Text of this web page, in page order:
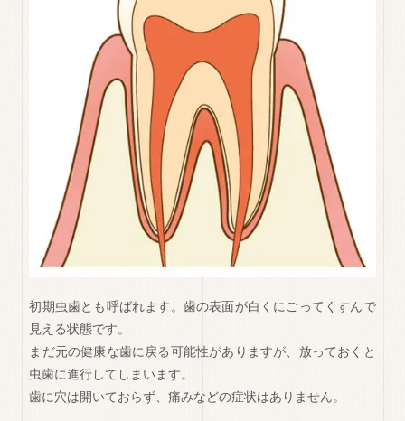
初期虫歯とも呼ばれます。歯の表面が白くにごってくすんで
見える状態です。
まだ元の健康な歯に戻る可能性がありますが、放っておくと
虫歯に進行してしまいます。
歯に穴は開いておらず、痛みなどの症状はありません。